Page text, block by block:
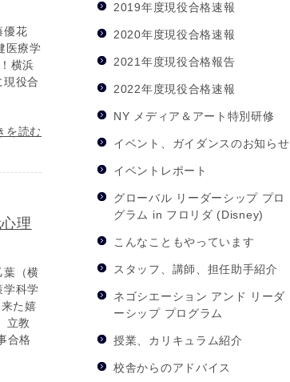
優花
医療学
横浜
現役合
を読む
理
葉（横
学科学
た嬉
立教
合格
2019年度現役合格速報
2020年度現役合格速報
2021年度現役合格報告
2022年度現役合格速報
NY メディア＆アート特別研修
イベント、ガイダンスのお知らせ
イベントレポート
グローバル リーダーシップ プロ
グラム in フロリダ (Disney)
こんなこともやっています
スタッフ、講師、担任助手紹介
ネゴシエーション アンド リーダ
ーシップ プログラム
授業、カリキュラム紹介
校舎からのアドバイス